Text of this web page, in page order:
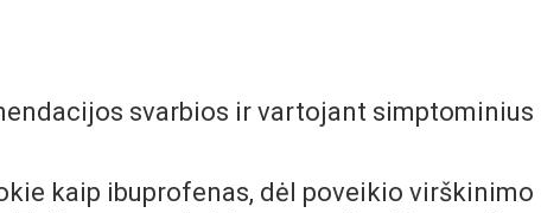
svarbios ir vartojant simptominius
kaip ibuprofenas, dėl poveikio virškinimo